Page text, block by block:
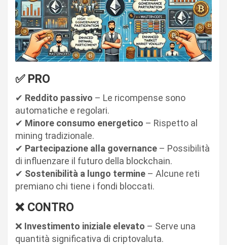
✅ PRO
✔ Reddito passivo – Le ricompense sono
automatiche e regolari.
✔ Minore consumo energetico – Rispetto al
mining tradizionale.
✔ Partecipazione alla governance – Possibilità
di influenzare il futuro della blockchain.
✔ Sostenibilità a lungo termine – Alcune reti
premiano chi tiene i fondi bloccati.
❌ CONTRO
❌ Investimento iniziale elevato – Serve una
quantità significativa di criptovaluta.